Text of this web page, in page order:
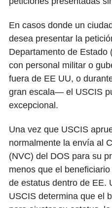
En casos donde un
desea presentar la
Departamento de
con personal militar o
fuera de EE UU, o
gran escala— el USCIS
excepcional.
Una vez que USCIS
normalmente la envía al
(NVC) del DOS para su
menos que el
de estatus dentro de EE.
USCIS determina que el